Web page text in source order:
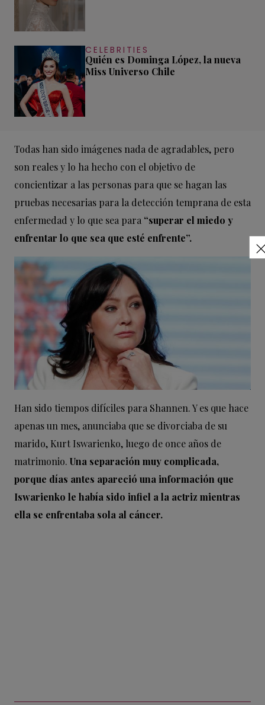
CELEBRITIES
Quién es Dominga López, la nueva
Miss Universo Chile
Todas han sido imágenes nada de agradables, pero
son reales y lo ha hecho con el objetivo de
concientizar a las personas para que se hagan las
pruebas necesarias para la detección temprana de esta
enfermedad y lo que sea para “superar el miedo y
enfrentar lo que sea que esté enfrente”.
Han sido tiempos difíciles para Shannen. Y es que hace
apenas un mes, anunciaba que se divorciaba de su
marido, Kurt Iswarienko, luego de once años de
matrimonio. Una separación muy complicada,
porque días antes apareció una información que
Iswarienko le había sido infiel a la actriz mientras
ella se enfrentaba sola al cáncer.